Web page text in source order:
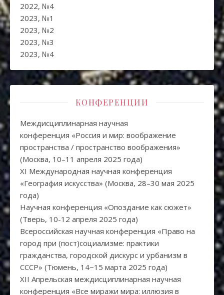
2022, №4
2023, №1
2023, №2
2023, №3
2023, №4
КОНФЕРЕНЦИИ
Междисциплинарная научная
конференция «Россия и мир: воображение
пространства / пространство воображения»
(Москва, 10–11 апреля 2025 года)
XI Международная научная конференция
«География искусства» (Москва, 28–30 мая 2025
года)
Научная конференция «Опоздание как сюжет»
(Тверь, 10-12 апреля 2025 года)
Всероссийская научная конференция «Право на
город при (пост)социализме: практики
гражданства, городской дискурс и урбанизм в
СССР» (Тюмень, 14−15 марта 2025 года)
XII Апрельская междисциплинарная научная
конференция «Все миражи мира: иллюзия в